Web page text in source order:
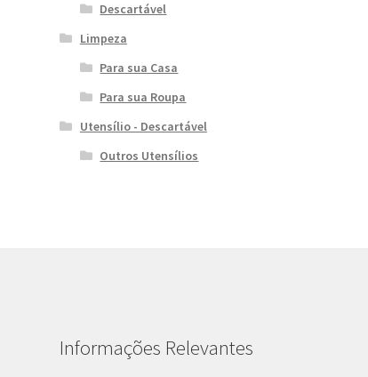
Descartável
Limpeza
Para sua Casa
Para sua Roupa
Utensílio - Descartável
Outros Utensílios
Informações Relevantes